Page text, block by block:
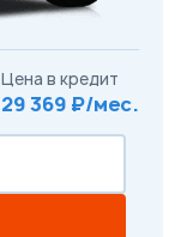
Цена в кредит
29 369 ₽/мес.